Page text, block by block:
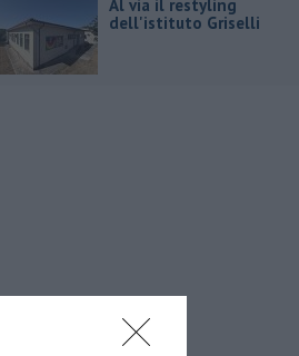
Al via il restyling
dell'istituto Griselli